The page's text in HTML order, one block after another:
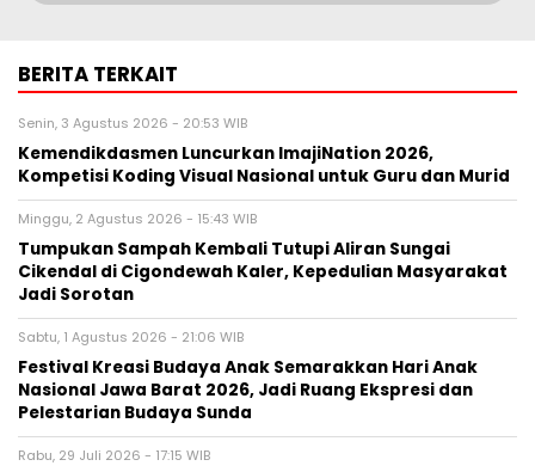
BERITA TERKAIT
Senin, 3 Agustus 2026 - 20:53 WIB
Kemendikdasmen Luncurkan ImajiNation 2026,
Kompetisi Koding Visual Nasional untuk Guru dan Murid
Minggu, 2 Agustus 2026 - 15:43 WIB
Tumpukan Sampah Kembali Tutupi Aliran Sungai
Cikendal di Cigondewah Kaler, Kepedulian Masyarakat
Jadi Sorotan
Sabtu, 1 Agustus 2026 - 21:06 WIB
Festival Kreasi Budaya Anak Semarakkan Hari Anak
Nasional Jawa Barat 2026, Jadi Ruang Ekspresi dan
Pelestarian Budaya Sunda
Rabu, 29 Juli 2026 - 17:15 WIB